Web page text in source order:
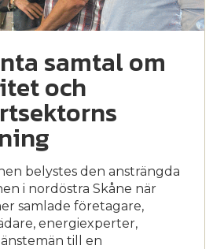
samtal om
och
belystes den ansträngda
i nordöstra Skåne när
samlade företagare,
energiexperter,
till en